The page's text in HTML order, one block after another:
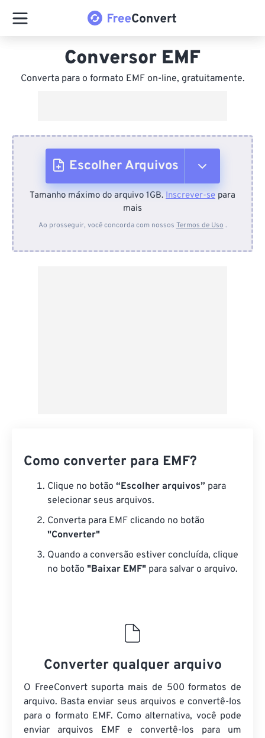
Conversor EMF
Converta para o formato EMF on-line, gratuitamente.
Escolher Arquivos
Do dispositivo
Tamanho máximo do arquivo 1GB. Inscrever-se para
mais
Ao prosseguir, você concorda com nossos Termos de Uso .
Como converter para EMF?
Clique no botão “Escolher arquivos” para
selecionar seus arquivos.
Converta para EMF clicando no botão
"Converter"
Quando a conversão estiver concluída, clique
no botão "Baixar EMF" para salvar o arquivo.
Converter qualquer arquivo
O FreeConvert suporta mais de 500 formatos de
arquivo. Basta enviar seus arquivos e convertê-los
para o formato EMF. Como alternativa, você pode
enviar arquivos EMF e convertê-los para um